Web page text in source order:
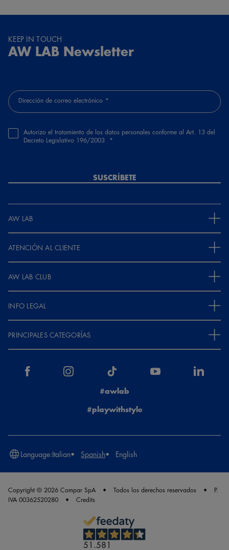
KEEP IN TOUCH
AW LAB Newsletter
Dirección de correo electrónico
Autorizo el tratamiento de los datos personales conforme al Art. 13 del
Decreto Legislativo 196/2003
SUSCRÍBETE
AW LAB
ATENCIÓN AL CLIENTE
AW LAB CLUB
INFO LEGAL
PRINCIPALES CATEGORÍAS
#awlab
#playwithstyle
Language:Italian Spanish English
Copyright © 2026 Compar SpA Todos los derechos reservados
P.
IVA 00362520280
Credits
51.581